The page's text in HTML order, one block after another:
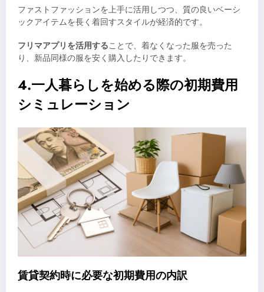
ファストファッションを上手に活用しつつ、質の良いベーシ
ックアイテムを長く着回すスタイルが経済的です。
フリマアプリを活用することで、着なくなった服を売った
り、新品同様の服を安く購入したりできます。
4.一人暮らしを始める際の初期費用
シミュレーション
賃貸契約時に必要な初期費用の内訳